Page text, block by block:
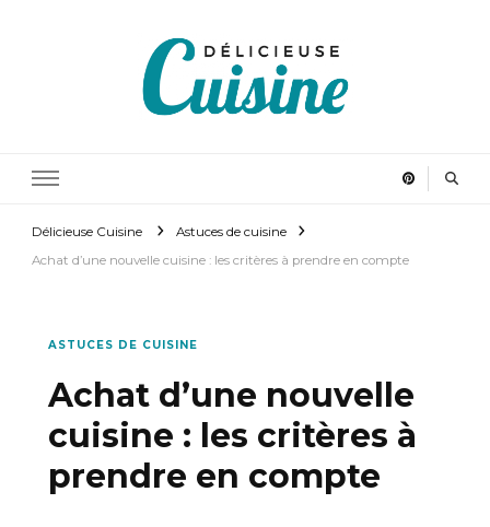
Délicieuse Cuisine
Astuces de cuisine
Achat d’une nouvelle cuisine : les critères à prendre en compte
ASTUCES DE CUISINE
Achat d’une nouvelle
cuisine : les critères à
prendre en compte